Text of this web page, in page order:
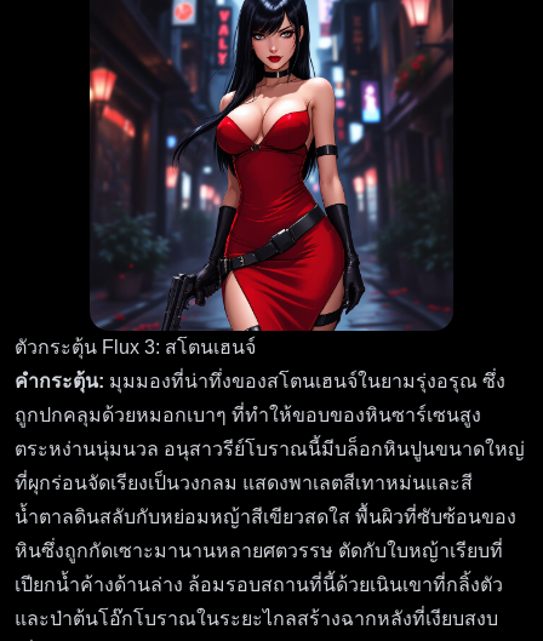
ตัวกระตุ้น Flux 3: สโตนเฮนจ์
คำกระตุ้น: มุมมองที่น่าทึ่งของสโตนเฮนจ์ในยามรุ่งอรุณ ซึ่ง
ถูกปกคลุมด้วยหมอกเบาๆ ที่ทำให้ขอบของหินซาร์เซนสูง
ตระหง่านนุ่มนวล อนุสาวรีย์โบราณนี้มีบล็อกหินปูนขนาดใหญ่
ที่ผุกร่อนจัดเรียงเป็นวงกลม แสดงพาเลตสีเทาหม่นและสี
น้ำตาลดินสลับกับหย่อมหญ้าสีเขียวสดใส พื้นผิวที่ซับซ้อนของ
หินซึ่งถูกกัดเซาะมานานหลายศตวรรษ ตัดกับใบหญ้าเรียบที่
เปียกน้ำค้างด้านล่าง ล้อมรอบสถานที่นี้ด้วยเนินเขาที่กลิ้งตัว
และป่าต้นโอ๊กโบราณในระยะไกลสร้างฉากหลังที่เงียบสงบ